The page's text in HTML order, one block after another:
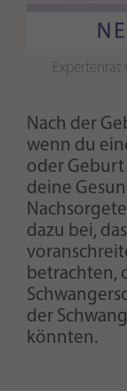
Expertenrat
Nach der
wenn du
oder Geburt
deine
dazu bei,
betrachten,
der
könnten.